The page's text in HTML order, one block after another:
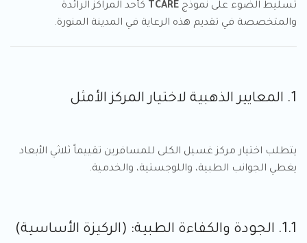
تسليط الضوء على نموذج TCARE كأحد المراكز الرائدة
والمتخصصة في تقديم هذه الرعاية في المدينة المنورة.
1. المعايير الذهبية لاختيار المركز الأمثل
يتطلب اختيار مركز غسيل الكلى للمسافرين تقييماً ثلاثي الأبعاد
يغطي الجوانب الطبية، واللوجستية، والخدمية.
1.1. الجودة والكفاءة الطبية: (الركيزة الأساسية)